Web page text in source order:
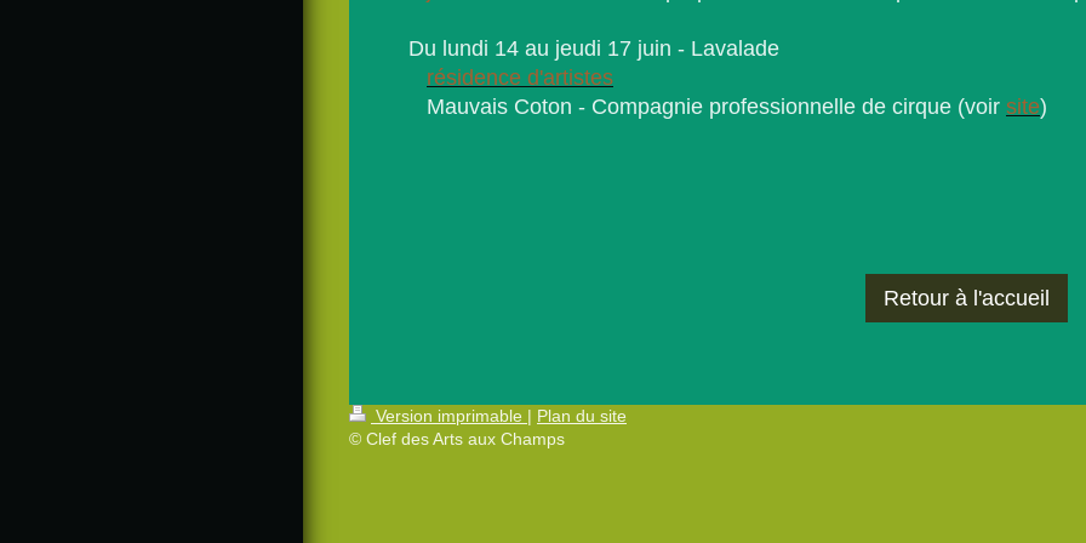
Du lundi 14 au jeudi 17 juin - Lavalade
résidence d'artistes
Mauvais Coton - Compagnie professionnelle de cirque (voir site)
Retour à l'accueil
Version imprimable | Plan du site
© Clef des Arts aux Champs